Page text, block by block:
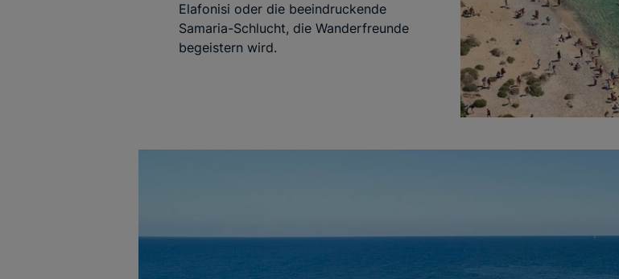
Elafonisi oder die beeindruckende
Samaria-Schlucht, die Wanderfreunde
begeistern wird.